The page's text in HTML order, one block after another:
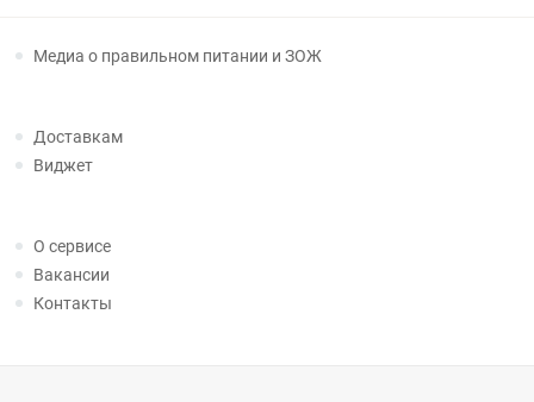
Медиа о правильном питании и ЗОЖ
Доставкам
Виджет
О сервисе
Вакансии
Контакты